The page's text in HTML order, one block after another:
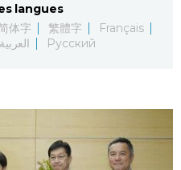
Русский
langues
体字 繁體字
Français
العربية Русский